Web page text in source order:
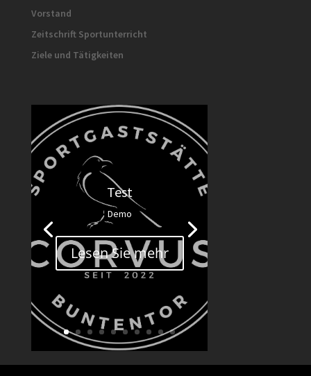
Vorstand
Zeitschrift Sportunterricht
Ziele und Tätigkeiten
Test
Demo
Lesen Sie mehr